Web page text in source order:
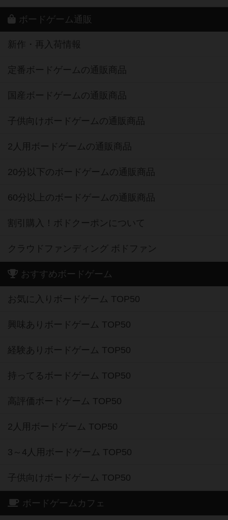
ボードゲーム通販
新作・再入荷情報
定番ボードゲームの通販商品
国産ボードゲームの通販商品
子供向けボードゲームの通販商品
2人用ボードゲームの通販商品
20分以下のボードゲームの通販商品
60分以上のボードゲームの通販商品
割引購入！ボドクーポンについて
クラウドファンディング ボドファン
おすすめボードゲーム
お気に入りボードゲーム TOP50
興味ありボードゲーム TOP50
経験ありボードゲーム TOP50
持ってるボードゲーム TOP50
高評価ボードゲーム TOP50
2人用ボードゲーム TOP50
3～4人用ボードゲーム TOP50
子供向けボードゲーム TOP50
ボードゲームカフェ